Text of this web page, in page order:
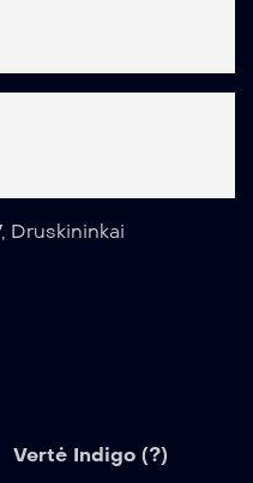
Druskininkai
Vertė Indigo (?)